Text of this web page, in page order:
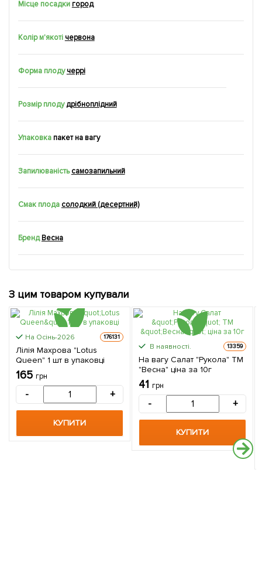
Місце посадки город
Колір м'якоті червона
Форма плодучеррі
Розмір плодудрібноплідний
Упаковкапакет на вагу
Запилюваність самозапильний
Смак плода солодкий (десертний)
Бренд Весна
З цим товаром купували
На Осінь-2026 176131
Лілія Махрова "Lotus
Queen" 1 шт в упаковці
165 грн
- +
КУПИТИ
В наявності. 13359
На вагу Салат "Рукола" ТМ
"Весна" ціна за 10г
41 грн
- +
КУПИТИ